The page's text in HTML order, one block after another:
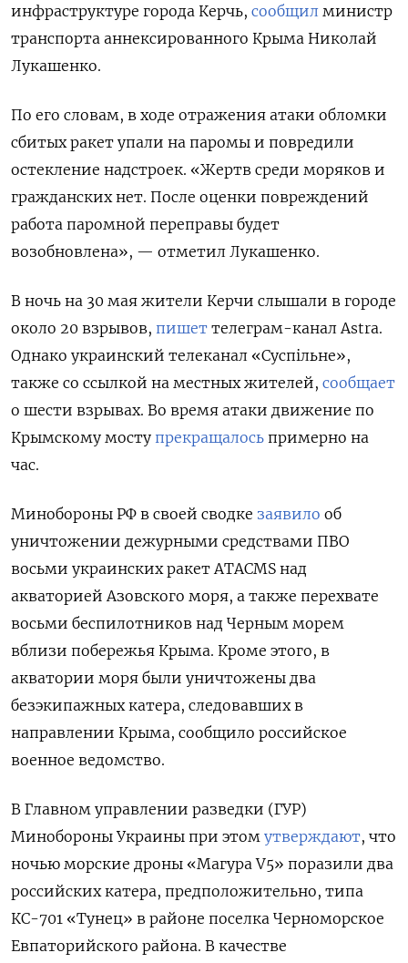
инфраструктуре города Керчь, сообщил министр
транспорта аннексированного Крыма Николай
Лукашенко.
По его словам, в ходе отражения атаки обломки
сбитых ракет упали на паромы и повредили
остекление надстроек. «Жертв среди моряков и
гражданских нет. После оценки повреждений
работа паромной переправы будет
возобновлена», — отметил Лукашенко.
В ночь на 30 мая жители Керчи слышали в городе
около 20 взрывов, пишет телеграм-канал Astra.
Однако украинский телеканал «Суспiльне»,
также со ссылкой на местных жителей, сообщает
о шести взрывах. Во время атаки движение по
Крымскому мосту прекращалось примерно на
час.
Минобороны РФ в своей сводке заявило об
уничтожении дежурными средствами ПВО
восьми украинских ракет ATACMS над
акваторией Азовского моря, а также перехвате
восьми беспилотников над Черным морем
вблизи побережья Крыма. Кроме этого, в
акватории моря были уничтожены два
безэкипажных катера, следовавших в
направлении Крыма, сообщило российское
военное ведомство.
В Главном управлении разведки (ГУР)
Минобороны Украины при этом утверждают, что
ночью морские дроны «Магура V5» поразили два
российских катера, предположительно, типа
КС-701 «Тунец» в районе поселка Черноморское
Евпаторийского района. В качестве